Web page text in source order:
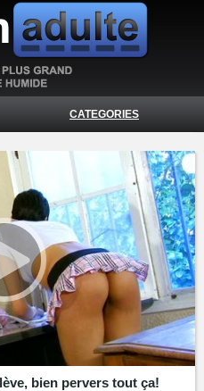
CATEGORIES
bien pervers tout ça!